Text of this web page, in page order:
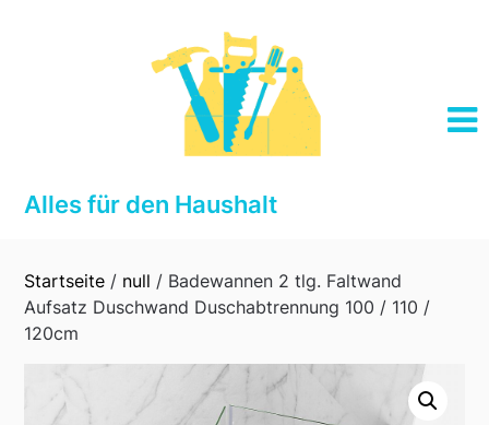
Alles für den Haushalt
Startseite / null / Badewannen 2 tlg. Faltwand
Aufsatz Duschwand Duschabtrennung 100 / 110 /
120cm